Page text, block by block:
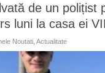
de un polițist
luni la casa ei
Noutati ,Actualitate